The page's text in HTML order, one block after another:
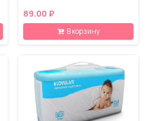
89.00 ₽
В корзину